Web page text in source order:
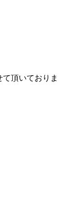
て頂いておりま